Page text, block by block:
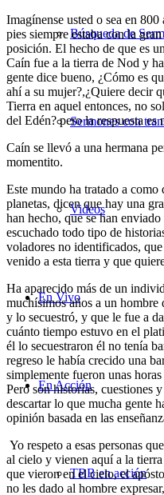
Búsqueda de
Sermones con
Videos
En Vivo
En Acción
TBB en acción
Imagínense usted o sea en
pies siempre estaba con la
posición. El hecho de que es
Caín fue a la tierra de Nod y
gente dice bueno, ¿Cómo es
ahí a su mujer?,¿Quiere decir
Tierra en aquel entonces, no
del Edén? pero la respuesta es
Caín se llevó a una hermana
momentito.
Este mundo ha tratado a
planetas, dicen que hay una
han hecho, que se han
escuchado todo tipo de
voladores no identificados, que
venido a esta tierra y que
Ha aparecido más de un
muchísimos años a un
y lo secuestró, y que le fue a
cuánto tiempo estuvo en el
él lo secuestraron él no tenía
regreso le había crecido una
simplemente fueron unas
Pero son historias, cuestiones
descartar lo que mucha gente
opinión basada en las
Yo respeto a esas personas
al cielo y vienen aquí a la
que vieron en el cielo, el
no les dado al hombre